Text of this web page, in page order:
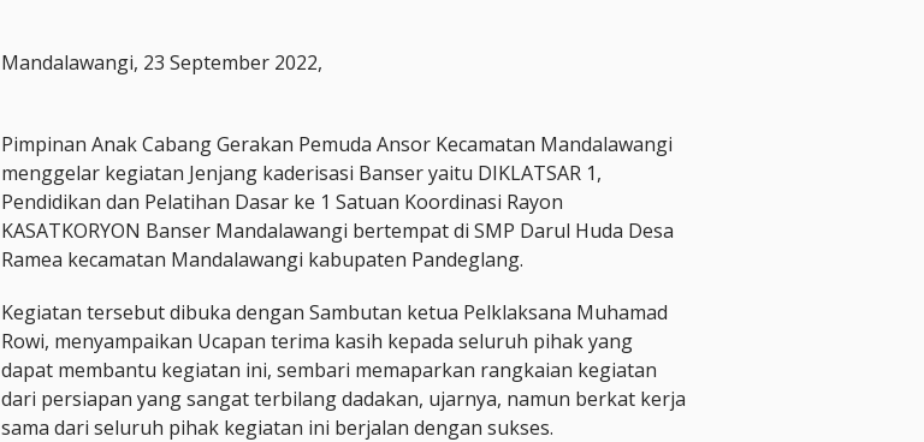
Mandalawangi, 23 September 2022,
Pimpinan Anak Cabang Gerakan Pemuda Ansor Kecamatan Mandalawangi
menggelar kegiatan Jenjang kaderisasi Banser yaitu DIKLATSAR 1,
Pendidikan dan Pelatihan Dasar ke 1 Satuan Koordinasi Rayon
KASATKORYON Banser Mandalawangi bertempat di SMP Darul Huda Desa
Ramea kecamatan Mandalawangi kabupaten Pandeglang.
Kegiatan tersebut dibuka dengan Sambutan ketua Pelklaksana Muhamad
Rowi, menyampaikan Ucapan terima kasih kepada seluruh pihak yang
dapat membantu kegiatan ini, sembari memaparkan rangkaian kegiatan
dari persiapan yang sangat terbilang dadakan, ujarnya, namun berkat kerja
sama dari seluruh pihak kegiatan ini berjalan dengan sukses.